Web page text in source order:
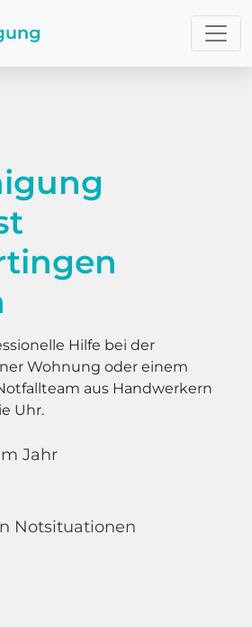
Hilfe bei der
Wohnung oder einem
aus Handwerkern
Uhr.
Jahr
Notsituationen